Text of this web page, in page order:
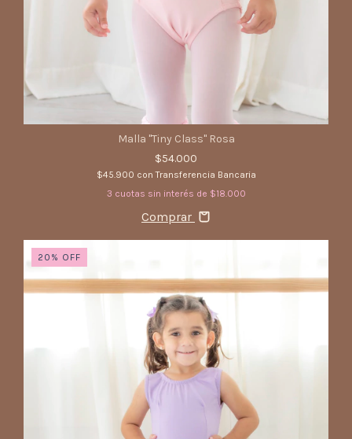
Malla "Tiny Class" Rosa
$54.000
$45.900 con Transferencia Bancaria
3 cuotas sin interés de $18.000
Comprar
20 % OFF